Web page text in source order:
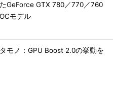
GeForce GTX 780／770／760
モデル
モノ：GPU Boost 2.0の挙動を